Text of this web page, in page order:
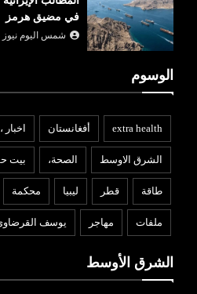
في مضيق هرمز
شمس اليوم نيوز 24
الوسوم
extra health أفغانستان اخبار
الشرق الاوسط الصحة، بيت
طاقة قطر ليبيا محكمة
ملفات مهاجر يوسف
الشرق الأوسط